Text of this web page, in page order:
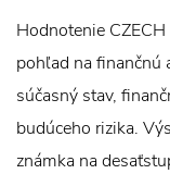
Hodnotenie
pohľad na finančnú
súčasný stav,
budúceho rizika.
známka na